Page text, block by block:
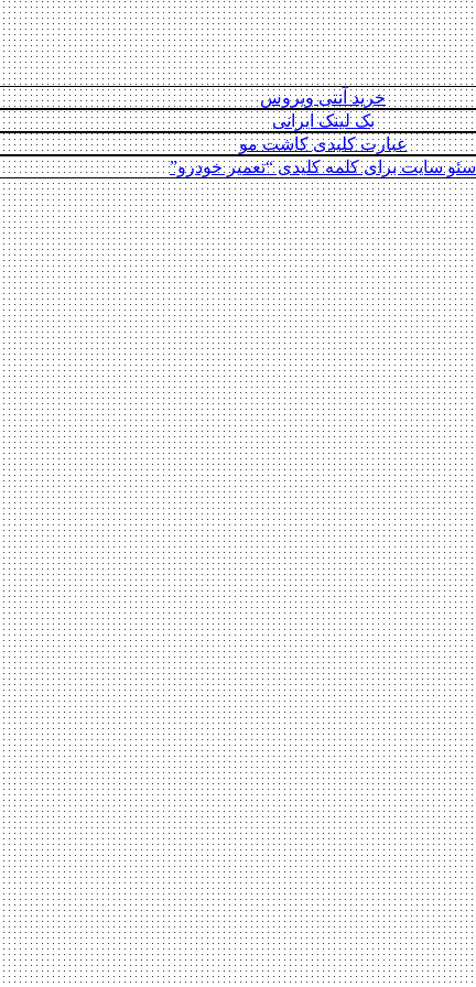
خرید آنتی ویروس
بک لینک ایرانی
عبارت کلیدی کاشت مو
سئو سایت برای کلمه کلیدی “تعمیر خودرو”